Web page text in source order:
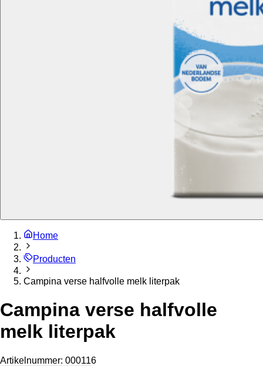
Home
Producten
Campina verse halfvolle melk literpak
Campina verse halfvolle
melk literpak
Artikelnummer: 000116